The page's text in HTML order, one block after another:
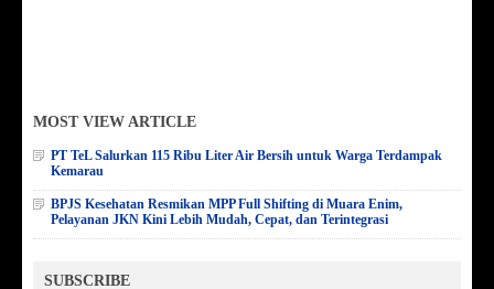
MOST VIEW ARTICLE
PT TeL Salurkan 115 Ribu Liter Air Bersih untuk Warga Terdampak
Kemarau
BPJS Kesehatan Resmikan MPP Full Shifting di Muara Enim,
Pelayanan JKN Kini Lebih Mudah, Cepat, dan Terintegrasi
SUBSCRIBE